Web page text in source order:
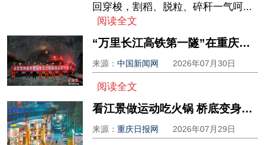
回穿梭，割稻、脱粒、碎秆一气呵...
阅读全文
“万里长江高铁第一隧”在重庆贯通
来源：中国新闻网 2026年07月30日
阅读全文
看江景做运动吃火锅 桥底变身潮流夜光营地
来源：重庆日报网 2026年07月29日